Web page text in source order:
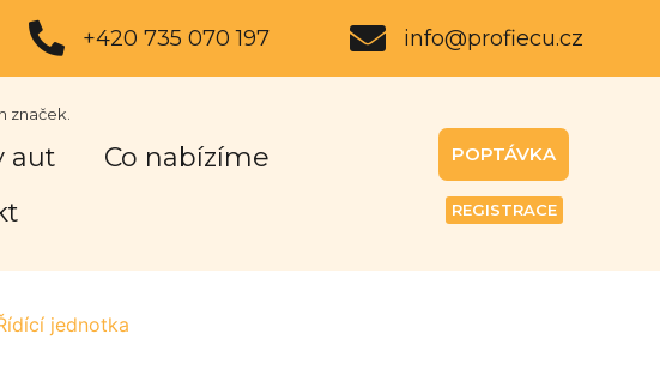
+420 735 070 197 info@profiecu.cz
značek.
aut
Co nabízíme
POPTÁVKA
REGISTRACE
jednotka